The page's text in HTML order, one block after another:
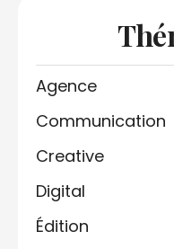
Agence
Communication
Creative
Digital
Édition